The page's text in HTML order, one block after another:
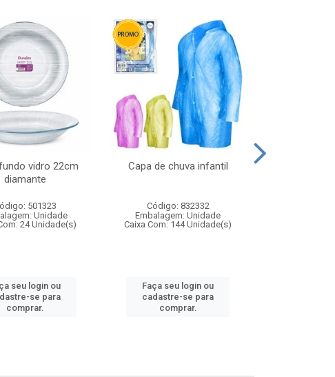
vidro 22cm
diamante
501323
Unidade
24 Unidade(s)
seu login ou
se para
comprar.
Capa de chuva infantil
Código: 832332
Embalagem: Unidade
Caixa Com: 144 Unidade(s)
Faça seu login ou
cadastre-se para
comprar.